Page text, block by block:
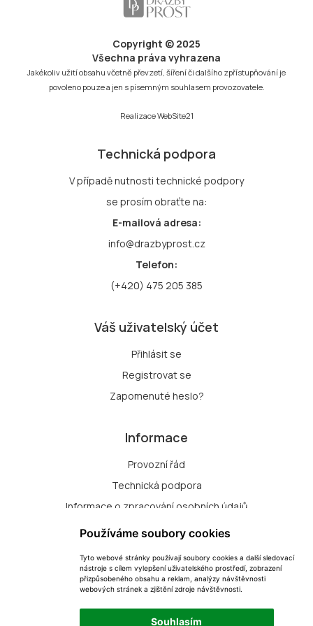
Používáme soubory cookies
Tyto webové stránky používají soubory cookies a další sledovací
nástroje s cílem vylepšení uživatelského prostředí, zobrazení
přizpůsobeného obsahu a reklam, analýzy návštěvnosti
webových stránek a zjištění zdroje návštěvnosti.
Souhlasím
Copyright © 2025
Všechna práva vyhrazena
Jakékoliv užití obsahu včetně převzetí, šíření či dalšího zpřístupňování je
povoleno pouze a jen s písemným souhlasem provozovatele.
RealizaceWebSite21
Technická podpora
V případě nutnosti technické podpory
se prosím obraťte na:
E-mailová adresa:
info@drazbyprost.cz
Telefon:
(+420) 475 205 385
Váš uživatelský účet
Přihlásit se
Registrovat se
Zapomenuté heslo?
Informace
Provozní řád
Technická podpora
Informace o zpracování osobních údajů
Zásady zpracování souborů cookie
Přihlášení k odběru nových dražeb
Změna nastavení cookie